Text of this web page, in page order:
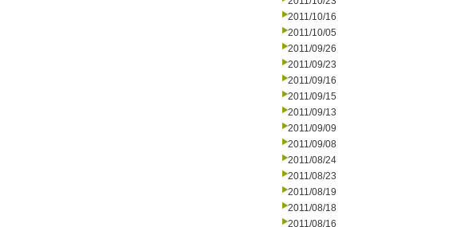
2011/10/16
2011/10/05
2011/09/26
2011/09/23
2011/09/16
2011/09/15
2011/09/13
2011/09/09
2011/09/08
2011/08/24
2011/08/23
2011/08/19
2011/08/18
2011/08/16